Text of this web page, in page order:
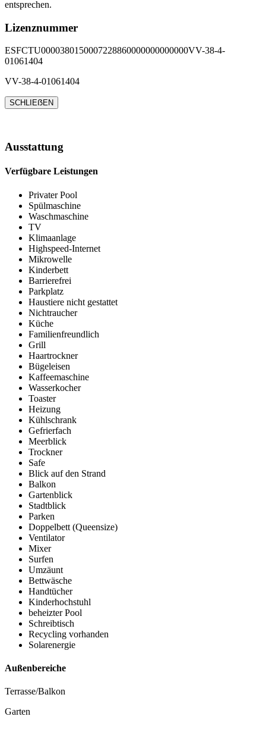
entsprechen.
Lizenznummer
ESFCTU0000380150007228860000000000000VV-38-4-
01061404
VV-38-4-01061404
SCHLIEẞEN
Ausstattung
Verfügbare Leistungen
Privater Pool
Spülmaschine
Waschmaschine
TV
Klimaanlage
Highspeed-Internet
Mikrowelle
Kinderbett
Barrierefrei
Parkplatz
Haustiere nicht gestattet
Nichtraucher
Küche
Familienfreundlich
Grill
Haartrockner
Bügeleisen
Kaffeemaschine
Wasserkocher
Toaster
Heizung
Kühlschrank
Gefrierfach
Meerblick
Trockner
Safe
Blick auf den Strand
Balkon
Gartenblick
Stadtblick
Parken
Doppelbett (Queensize)
Ventilator
Mixer
Surfen
Umzäunt
Bettwäsche
Handtücher
Kinderhochstuhl
beheizter Pool
Schreibtisch
Recycling vorhanden
Solarenergie
Außenbereiche
Terrasse/Balkon
Garten